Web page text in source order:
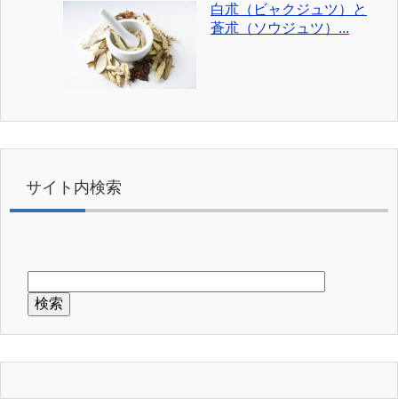
白朮（ビャクジュツ）と
蒼朮（ソウジュツ）...
サイト内検索